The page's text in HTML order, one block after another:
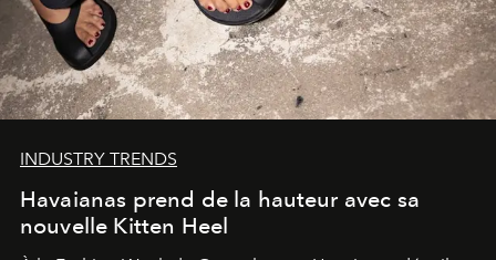
INDUSTRY TRENDS
Havaianas prend de la hauteur avec sa
nouvelle Kitten Heel